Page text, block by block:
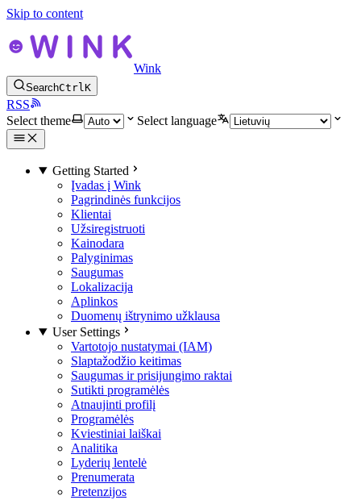
Skip to content
Wink
SearchCtrlK
RSS
Select theme
Select language
Getting Started
Įvadas į Wink
Pagrindinės funkcijos
Klientai
Užsiregistruoti
Kainodara
Palyginimas
Saugumas
Lokalizacija
Aplinkos
Duomenų ištrynimo užklausa
User Settings
Vartotojo nustatymai (IAM)
Slaptažodžio keitimas
Saugumas ir prisijungimo raktai
Sutikti programėlės
Atnaujinti profilį
Programėlės
Kviestiniai laiškai
Analitika
Lyderių lentelė
Prenumerata
Pretenzijos